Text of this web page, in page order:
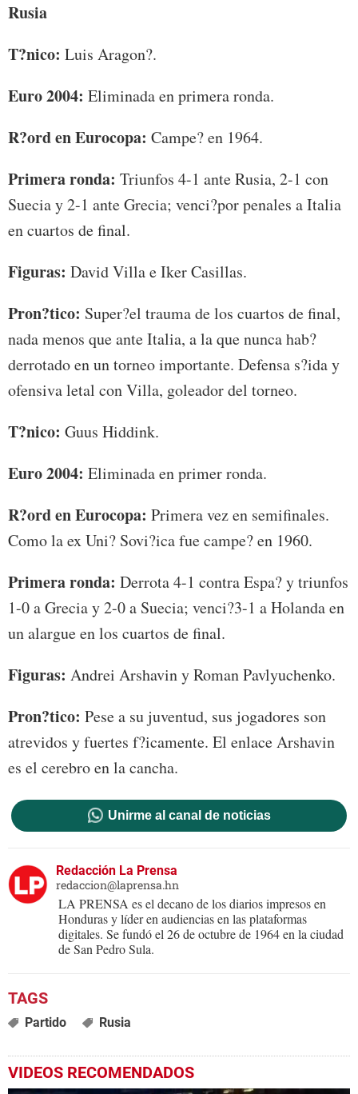
Rusia
T?nico: Luis Aragon?.
Euro 2004: Eliminada en primera ronda.
R?ord en Eurocopa: Campe? en 1964.
Primera ronda: Triunfos 4-1 ante Rusia, 2-1 con
Suecia y 2-1 ante Grecia; venci?por penales a Italia
en cuartos de final.
Figuras: David Villa e Iker Casillas.
Pron?tico: Super?el trauma de los cuartos de final,
nada menos que ante Italia, a la que nunca hab?
derrotado en un torneo importante. Defensa s?ida y
ofensiva letal con Villa, goleador del torneo.
T?nico: Guus Hiddink.
Euro 2004: Eliminada en primer ronda.
R?ord en Eurocopa: Primera vez en semifinales.
Como la ex Uni? Sovi?ica fue campe? en 1960.
Primera ronda: Derrota 4-1 contra Espa? y triunfos
1-0 a Grecia y 2-0 a Suecia; venci?3-1 a Holanda en
un alargue en los cuartos de final.
Figuras: Andrei Arshavin y Roman Pavlyuchenko.
Pron?tico: Pese a su juventud, sus jogadores son
atrevidos y fuertes f?icamente. El enlace Arshavin
es el cerebro en la cancha.
Unirme al canal de noticias
Redacción La Prensa
redaccion@laprensa.hn
LA PRENSA es el decano de los diarios impresos en
Honduras y líder en audiencias en las plataformas
digitales. Se fundó el 26 de octubre de 1964 en la ciudad
de San Pedro Sula.
Partido Rusia
VIDEOS RECOMENDADOS